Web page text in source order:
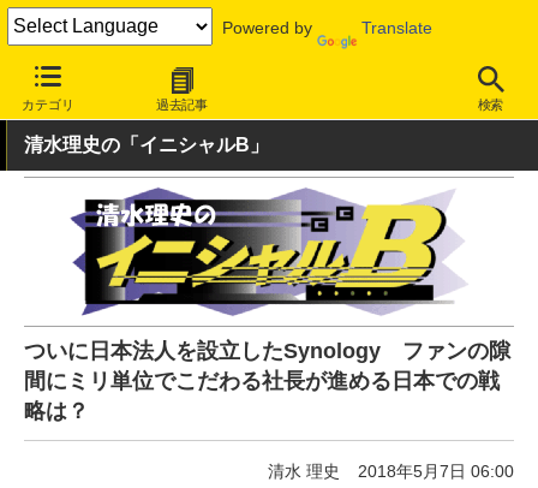
Powered by Translate
カテゴリ 過去記事 検索
INTERNET Watch トピック
清水理史の「イニシャルB」
ついに日本法人を設立したSynology ファンの隙
間にミリ単位でこだわる社長が進める日本での戦
略は？
清水 理史 2018年5月7日 06:00